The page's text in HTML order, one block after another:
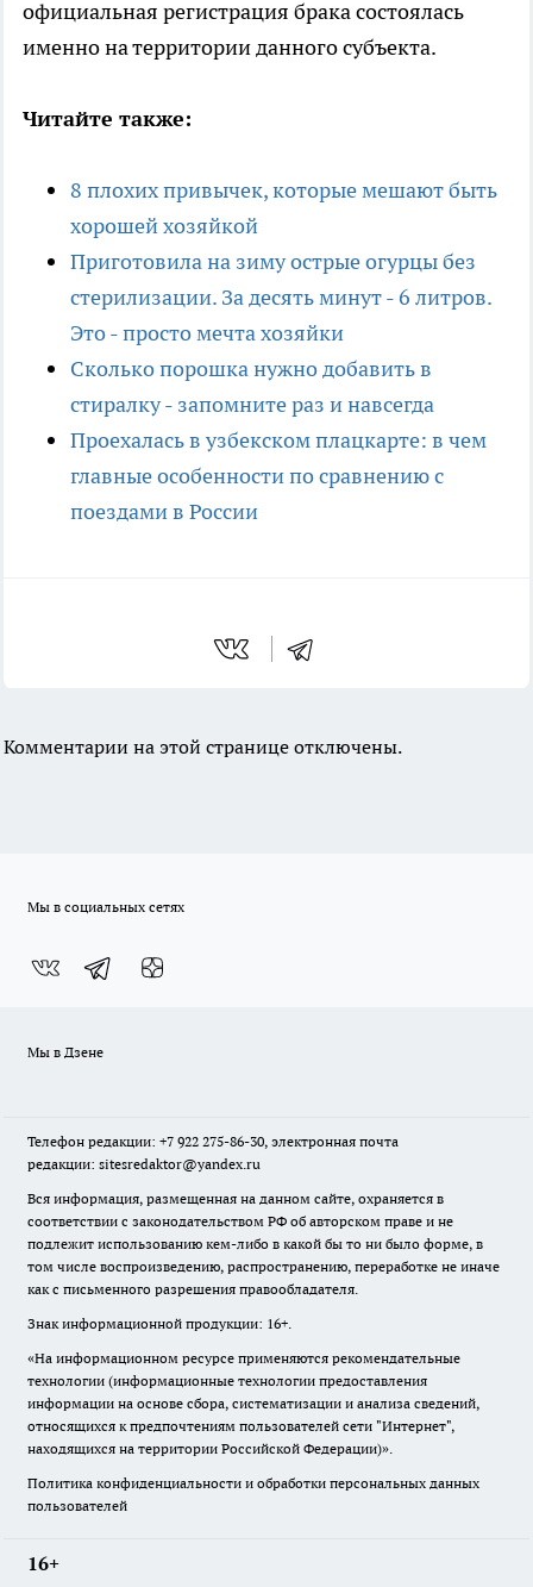
официальная регистрация брака состоялась
именно на территории данного субъекта.
Читайте также:
8 плохих привычек, которые мешают быть
хорошей хозяйкой
Приготовила на зиму острые огурцы без
стерилизации. За десять минут - 6 литров.
Это - просто мечта хозяйки
Сколько порошка нужно добавить в
стиралку - запомните раз и навсегда
Проехалась в узбекском плацкарте: в чем
главные особенности по сравнению с
поездами в России
Комментарии на этой странице отключены.
Мы в социальных сетях
Мы в Дзене
Телефон редакции: +7 922 275-86-30, электронная почта
редакции: sitesredaktor@yandex.ru
Вся информация, размещенная на данном сайте, охраняется в
соответствии с законодательством РФ об авторском праве и не
подлежит использованию кем-либо в какой бы то ни было форме, в
том числе воспроизведению, распространению, переработке не иначе
как с письменного разрешения правообладателя.
Знак информационной продукции: 16+.
«На информационном ресурсе применяются рекомендательные
технологии (информационные технологии предоставления
информации на основе сбора, систематизации и анализа сведений,
относящихся к предпочтениям пользователей сети "Интернет",
находящихся на территории Российской Федерации)».
Политика конфиденциальности и обработки персональных данных
пользователей
16+